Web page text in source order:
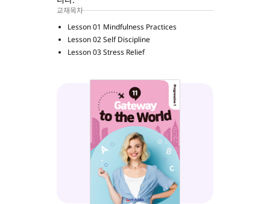
교재목차
Lesson 01 Mindfulness Practices
Lesson 02 Self Discipline
Lesson 03 Stress Relief